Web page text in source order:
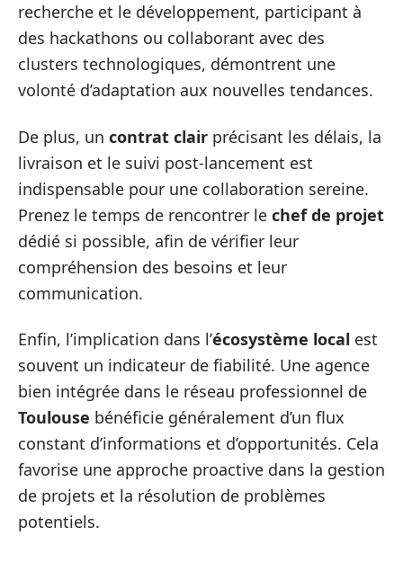
recherche et le développement, participant à
des hackathons ou collaborant avec des
clusters technologiques, démontrent une
volonté d’adaptation aux nouvelles tendances.
De plus, un contrat clair précisant les délais, la
livraison et le suivi post-lancement est
indispensable pour une collaboration sereine.
Prenez le temps de rencontrer le chef de projet
dédié si possible, afin de vérifier leur
compréhension des besoins et leur
communication.
Enfin, l’implication dans l’écosystème local est
souvent un indicateur de fiabilité. Une agence
bien intégrée dans le réseau professionnel de
Toulouse bénéficie généralement d’un flux
constant d’informations et d’opportunités. Cela
favorise une approche proactive dans la gestion
de projets et la résolution de problèmes
potentiels.